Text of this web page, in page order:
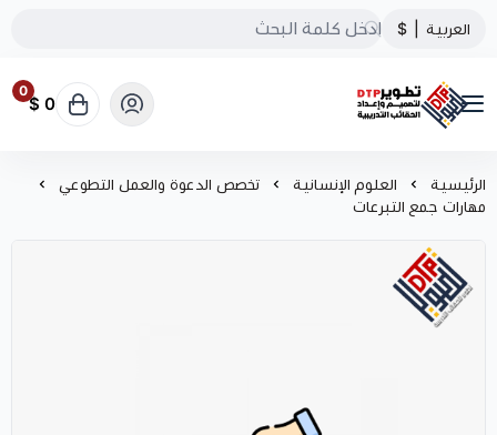
العربية $
تطوير الحقائب التدريبية
0
0 $
الرئيسية العلوم الإنسانية
تخصص الدعوة والعمل التطوعي
مهارات جمع التبرعات